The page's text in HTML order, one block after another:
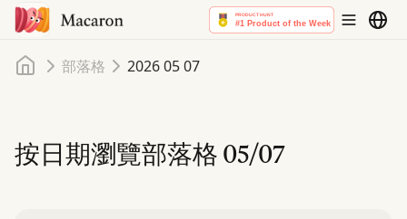
首頁部落格 2026 05 07
按日期瀏覽部落格05/07